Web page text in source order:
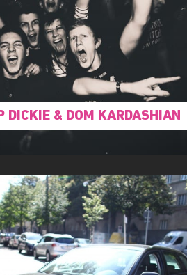
DICKIE & DOM KARDASHIAN